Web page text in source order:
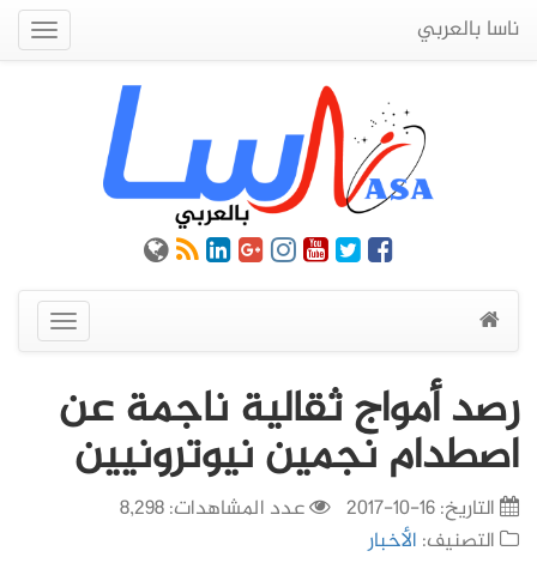
ناسا بالعربي
عرض
القائمة
رصد أمواج ثقالية ناجمة عن
اصطدام نجمين نيوترونيين
التاريخ:16-10-2017
عدد المشاهدات: 8,298
التصنيف: الأخبار